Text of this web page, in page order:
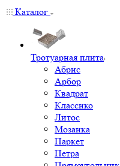
Каталог
Тротуарная плита
Абрис
Арбор
Квадрат
Классико
Литос
Мозаика
Паркет
Петра